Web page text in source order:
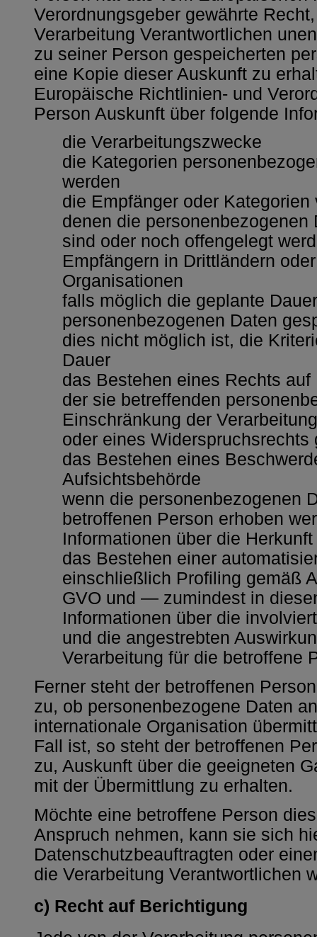
Verordnungsgeber gewährte
Verarbeitung Verantwortlichen
zu seiner Person gespeicherten
eine Kopie dieser Auskunft zu
Europäische Richtlinien- und
Person Auskunft über folgende
die Verarbeitungszwecke
die Kategorien
werden
die Empfänger oder
denen die personenbezogenen
sind oder noch offengelegt
Empfängern in Drittländern
Organisationen
falls möglich die geplante
personenbezogenen Daten
dies nicht möglich ist, die
Dauer
das Bestehen eines Rechts
der sie betreffenden
Einschränkung der
oder eines
das Bestehen eines
Aufsichtsbehörde
wenn die personenbezogenen
betroffenen Person erhoben
Informationen über die
das Bestehen einer
einschließlich Profiling gemäß
GVO und — zumindest in
Informationen über die
und die angestrebten
Verarbeitung für die betroffene
Ferner steht der betroffenen
zu, ob personenbezogene Daten
internationale Organisation
Fall ist, so steht der betroffenen
zu, Auskunft über die geeigneten
mit der Übermittlung zu erhalten.
Möchte eine betroffene Person
Anspruch nehmen, kann sie sich
Datenschutzbeauftragten oder
die Verarbeitung Verantwortlichen
c) Recht auf Berichtigung